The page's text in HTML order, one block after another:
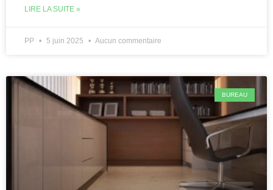
LIRE LA SUITE »
PP 5 juin 2025 Aucun commentaire
BUREAU